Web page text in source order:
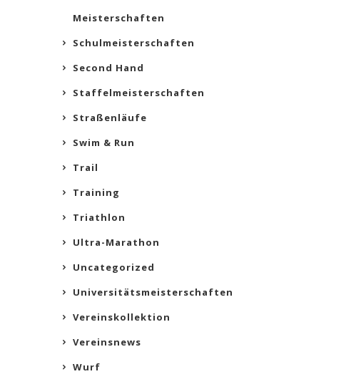
Meisterschaften
Schulmeisterschaften
Second Hand
Staffelmeisterschaften
Straßenläufe
Swim & Run
Trail
Training
Triathlon
Ultra-Marathon
Uncategorized
Universitätsmeisterschaften
Vereinskollektion
Vereinsnews
Wurf